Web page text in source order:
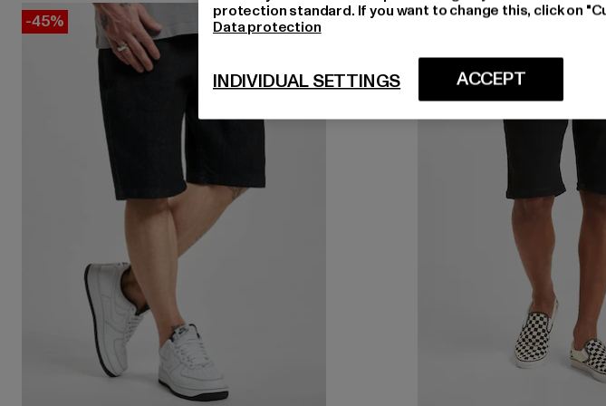
-45% -45%
protection standard. If you want to change this, click on
Data protection
ACCEPT
INDIVIDUAL SETTINGS